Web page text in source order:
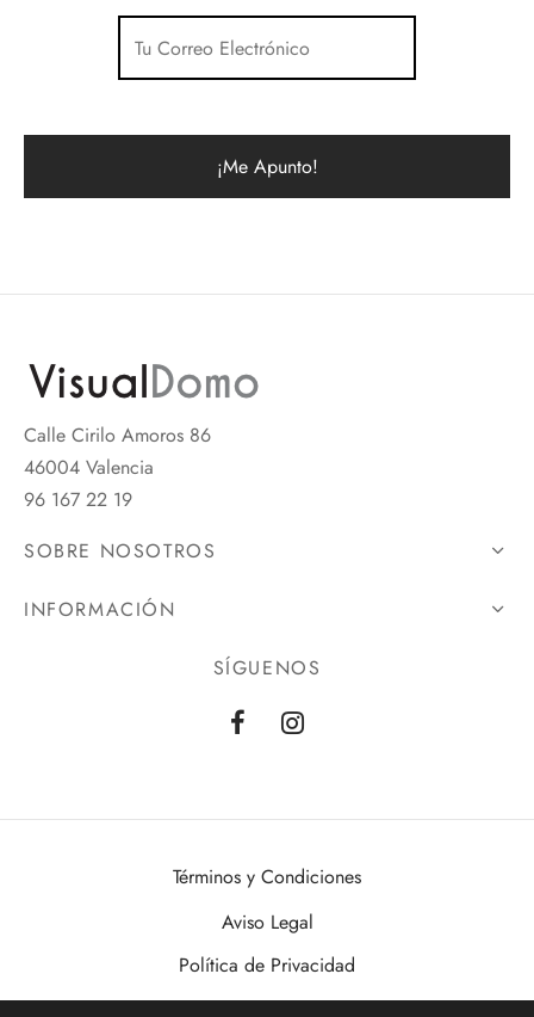
Calle Cirilo Amoros 86
46004 Valencia
96 167 22 19
SOBRE NOSOTROS
INFORMACIÓN
SÍGUENOS
Términos y Condiciones
Aviso Legal
Política de Privacidad
Política de Cookies